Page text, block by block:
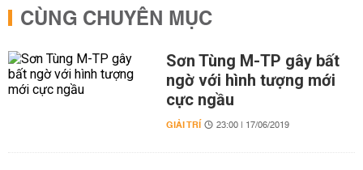
CÙNG CHUYÊN MỤC
Sơn Tùng M-TP gây bất
ngờ với hình tượng mới
cực ngầu
GIẢI TRÍ 23:00 | 17/06/2019